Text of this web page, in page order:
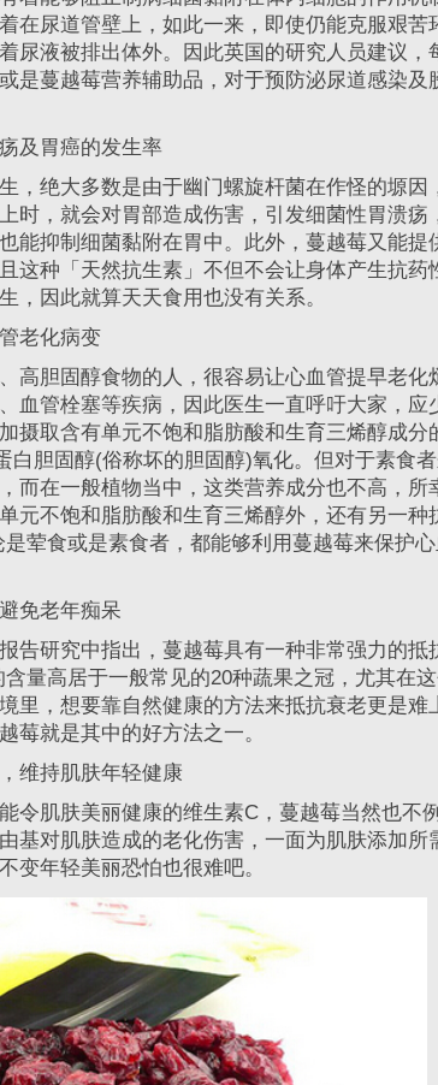
在尿道管壁上，如此一来，即使仍能克服艰苦
尿液被排出体外。因此英国的研究人员建议，
是蔓越莓营养辅助品，对于预防泌尿道感染及
及胃癌的发生率
绝大多数是由于幽门螺旋杆菌在作怪的塬因
时，就会对胃部造成伤害，引发细菌性胃溃疡
能抑制细菌黏附在胃中。此外，蔓越莓又能提
这种「天然抗生素」不但不会让身体产生抗药
，因此就算天天食用也没有关系。
老化病变
胆固醇食物的人，很容易让心血管提早老化
血管栓塞等疾病，因此医生一直呼吁大家，应
摄取含有单元不饱和脂肪酸和生育三烯醇成分
白胆固醇(俗称坏的胆固醇)氧化。但对于素食
而在一般植物当中，这类营养成分也不高，所
元不饱和脂肪酸和生育三烯醇外，还有另一种
荤食或是素食者，都能够利用蔓越莓来保护
免老年痴呆
研究中指出，蔓越莓具有一种非常强力的抵
量高居于一般常见的20种蔬果之冠，尤其在
里，想要靠自然健康的方法来抵抗衰老更是难
莓就是其中的好方法之一。
持肌肤年轻健康
肌肤美丽健康的维生素C，蔓越莓当然也不例
基对肌肤造成的老化伤害，一面为肌肤添加所
变年轻美丽恐怕也很难吧。